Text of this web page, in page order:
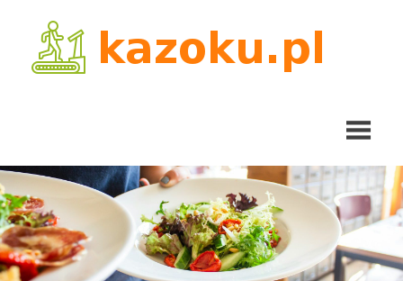
content